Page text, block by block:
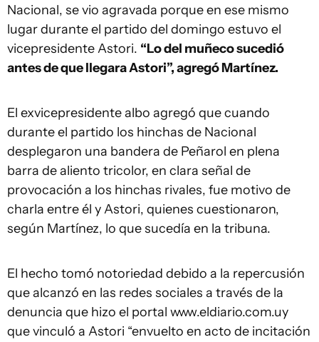
Nacional, se vio agravada porque en ese mismo
lugar durante el partido del domingo estuvo el
vicepresidente Astori. “Lo del muñeco sucedió
antes de que llegara Astori”, agregó Martínez.
El exvicepresidente albo agregó que cuando
durante el partido los hinchas de Nacional
desplegaron una bandera de Peñarol en plena
barra de aliento tricolor, en clara señal de
provocación a los hinchas rivales, fue motivo de
charla entre él y Astori, quienes cuestionaron,
según Martínez, lo que sucedía en la tribuna.
El hecho tomó notoriedad debido a la repercusión
que alcanzó en las redes sociales a través de la
denuncia que hizo el portal www.eldiario.com.uy
que vinculó a Astori “envuelto en acto de incitación